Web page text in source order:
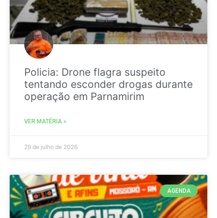
Policia: Drone flagra suspeito
tentando esconder drogas durante
operação em Parnamirim
VER MATÉRIA »
29 de julho de 2026
AGENDA